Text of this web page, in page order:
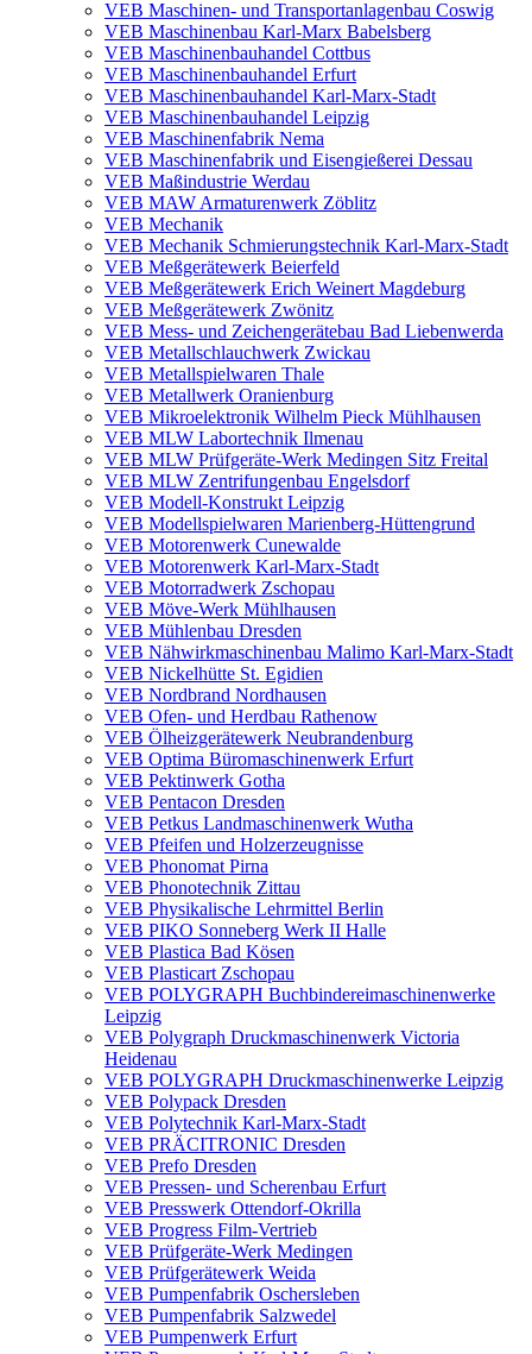
VEB Maschinen- und Transportanlagenbau Coswig
VEB Maschinenbau Karl-Marx Babelsberg
VEB Maschinenbauhandel Cottbus
VEB Maschinenbauhandel Erfurt
VEB Maschinenbauhandel Karl-Marx-Stadt
VEB Maschinenbauhandel Leipzig
VEB Maschinenfabrik Nema
VEB Maschinenfabrik und Eisengießerei Dessau
VEB Maßindustrie Werdau
VEB MAW Armaturenwerk Zöblitz
VEB Mechanik
VEB Mechanik Schmierungstechnik Karl-Marx-Stadt
VEB Meßgerätewerk Beierfeld
VEB Meßgerätewerk Erich Weinert Magdeburg
VEB Meßgerätewerk Zwönitz
VEB Mess- und Zeichengerätebau Bad Liebenwerda
VEB Metallschlauchwerk Zwickau
VEB Metallspielwaren Thale
VEB Metallwerk Oranienburg
VEB Mikroelektronik Wilhelm Pieck Mühlhausen
VEB MLW Labortechnik Ilmenau
VEB MLW Prüfgeräte-Werk Medingen Sitz Freital
VEB MLW Zentrifungenbau Engelsdorf
VEB Modell-Konstrukt Leipzig
VEB Modellspielwaren Marienberg-Hüttengrund
VEB Motorenwerk Cunewalde
VEB Motorenwerk Karl-Marx-Stadt
VEB Motorradwerk Zschopau
VEB Möve-Werk Mühlhausen
VEB Mühlenbau Dresden
VEB Nähwirkmaschinenbau Malimo Karl-Marx-Stadt
VEB Nickelhütte St. Egidien
VEB Nordbrand Nordhausen
VEB Ofen- und Herdbau Rathenow
VEB Ölheizgerätewerk Neubrandenburg
VEB Optima Büromaschinenwerk Erfurt
VEB Pektinwerk Gotha
VEB Pentacon Dresden
VEB Petkus Landmaschinenwerk Wutha
VEB Pfeifen und Holzerzeugnisse
VEB Phonomat Pirna
VEB Phonotechnik Zittau
VEB Physikalische Lehrmittel Berlin
VEB PIKO Sonneberg Werk II Halle
VEB Plastica Bad Kösen
VEB Plasticart Zschopau
VEB POLYGRAPH Buchbindereimaschinenwerke
Leipzig
VEB Polygraph Druckmaschinenwerk Victoria
Heidenau
VEB POLYGRAPH Druckmaschinenwerke Leipzig
VEB Polypack Dresden
VEB Polytechnik Karl-Marx-Stadt
VEB PRÄCITRONIC Dresden
VEB Prefo Dresden
VEB Pressen- und Scherenbau Erfurt
VEB Presswerk Ottendorf-Okrilla
VEB Progress Film-Vertrieb
VEB Prüfgeräte-Werk Medingen
VEB Prüfgerätewerk Weida
VEB Pumpenfabrik Oschersleben
VEB Pumpenfabrik Salzwedel
VEB Pumpenwerk Erfurt